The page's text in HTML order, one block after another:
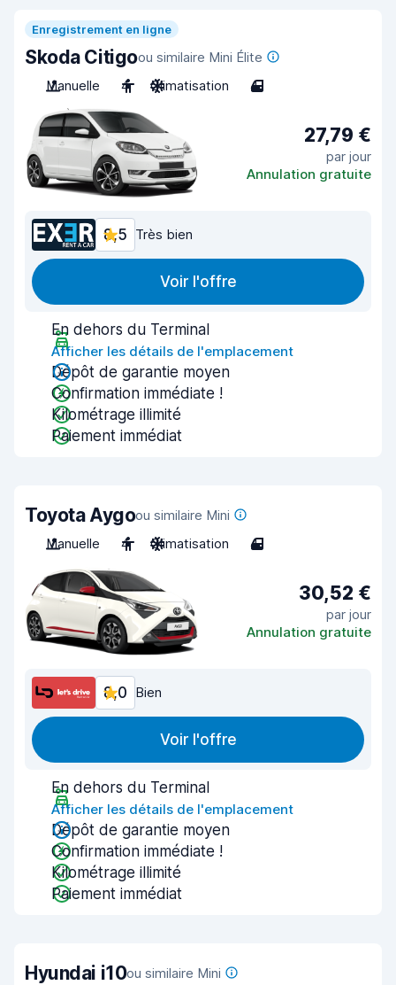
Enregistrement en ligne
Skoda Citigoou similaire Mini Élite
Manuelle
4 Climatisation 4
27,79 €
par jour
Annulation gratuite
8,5 Très bien
Voir l'offre
En dehors du Terminal
Afficher les détails de l'emplacement
Dépôt de garantie moyen
Confirmation immédiate !
Kilométrage illimité
Paiement immédiat
Toyota Aygoou similaire Mini
Manuelle
4 Climatisation 4
30,52 €
par jour
Annulation gratuite
8,0 Bien
Voir l'offre
En dehors du Terminal
Afficher les détails de l'emplacement
Dépôt de garantie moyen
Confirmation immédiate !
Kilométrage illimité
Paiement immédiat
Hyundai i10ou similaire Mini